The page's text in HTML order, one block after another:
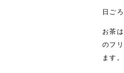
日ご
お茶
のフ
ます。